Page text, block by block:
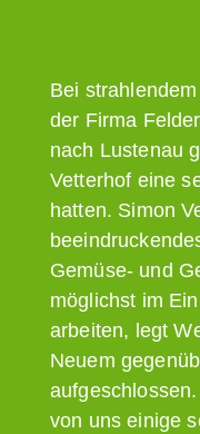
Bei
der Firma
nach Lustenau
Vetterhof eine
hatten. Simon
Gemüse- und
möglichst im
arbeiten, legt
Neuem
von uns einige